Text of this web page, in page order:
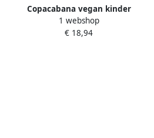
Copacabana vegan kinder
teenslippers luipaardprint
Goud
1 webshop
€ 18,94